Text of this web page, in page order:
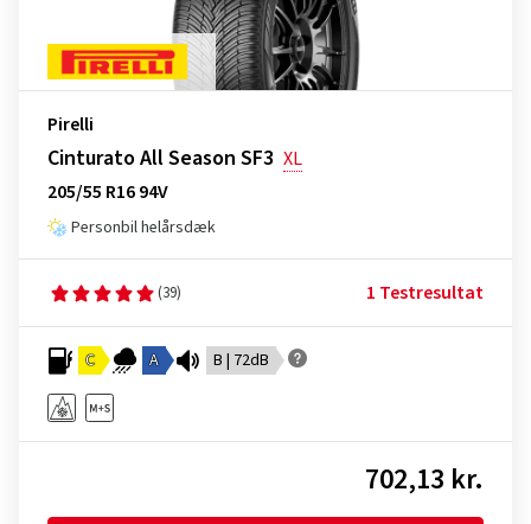
Pirelli
Cinturato All Season SF3 XL
205/55 R16 94V
Personbil helårsdæk
(39) 1 Testresultat
C A B | 72dB
702,13 kr.